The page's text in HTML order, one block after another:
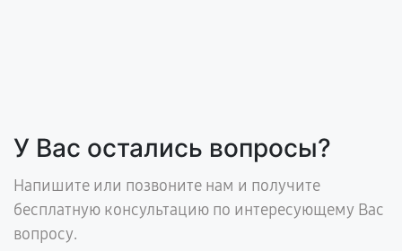
У Вас остались вопросы?
Напишите или позвоните нам и получите
бесплатную консультацию по интересующему Вас
вопросу.